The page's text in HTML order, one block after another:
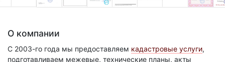
О компании
С 2003-го года мы предоставляем кадастровые услуги,
подготавливаем межевые, технические планы, акты